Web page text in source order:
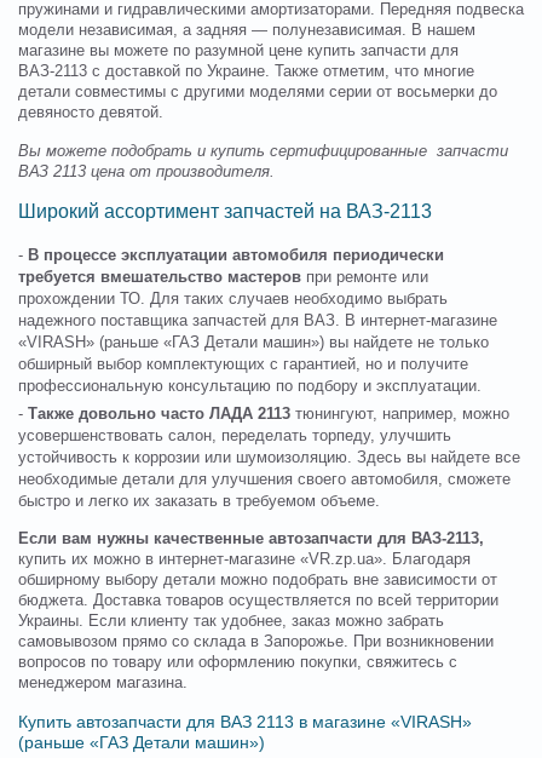
пружинами и гидравлическими амортизаторами. Передняя подвеска
модели независимая, а задняя — полунезависимая. В нашем
магазине вы можете по разумной цене купить запчасти для
ВАЗ-2113 с доставкой по Украине. Также отметим, что многие
детали совместимы с другими моделями серии от восьмерки до
девяносто девятой.
Вы можете подобрать и купить сертифицированные запчасти
ВАЗ 2113 цена от производителя.
Широкий ассортимент запчастей на ВАЗ-2113
- В процессе эксплуатации автомобиля периодически
требуется вмешательство мастеров при ремонте или
прохождении ТО. Для таких случаев необходимо выбрать
надежного поставщика запчастей для ВАЗ. В интернет-магазине
«VIRASH» (раньше «ГАЗ Детали машин») вы найдете не только
обширный выбор комплектующих с гарантией, но и получите
профессиональную консультацию по подбору и эксплуатации.
- Также довольно часто ЛАДА 2113 тюнингуют, например, можно
усовершенствовать салон, переделать торпеду, улучшить
устойчивость к коррозии или шумоизоляцию. Здесь вы найдете все
необходимые детали для улучшения своего автомобиля, сможете
быстро и легко их заказать в требуемом объеме.
Если вам нужны качественные автозапчасти для ВАЗ-2113,
купить их можно в интернет-магазине «VR.zp.ua». Благодаря
обширному выбору детали можно подобрать вне зависимости от
бюджета. Доставка товаров осуществляется по всей территории
Украины. Если клиенту так удобнее, заказ можно забрать
самовывозом прямо со склада в Запорожье. При возникновении
вопросов по товару или оформлению покупки, свяжитесь с
менеджером магазина.
Купить автозапчасти для ВАЗ 2113 в магазине «VIRASH»
(раньше «ГАЗ Детали машин»)